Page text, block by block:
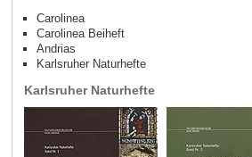
Carolinea
Carolinea Beiheft
Andrias
Karlsruher Naturhefte
Karlsruher Naturhefte